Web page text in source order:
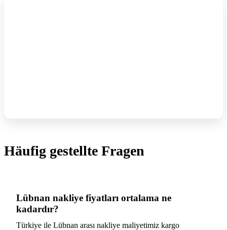
Häufig gestellte Fragen
Lübnan nakliye fiyatları ortalama ne
kadardır?
Türkiye ile Lübnan arası nakliye maliyetimiz kargo